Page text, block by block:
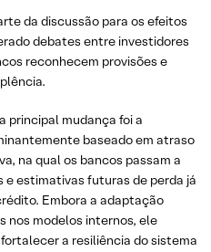
da discussão para os efeitos
debates entre investidores
reconhecem provisões e
principal mudança foi a
baseado em atraso
na qual os bancos passam a
estimativas futuras de perda já
Embora a adaptação
nos modelos internos, ele
a resiliência do sistema